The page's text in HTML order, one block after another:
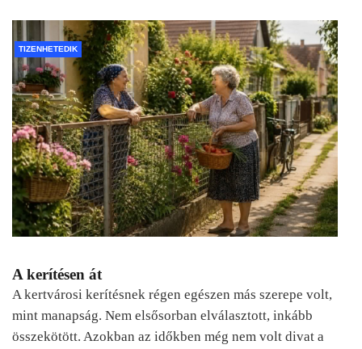
TIZENHETEDIK
A kerítésen át
A kertvárosi kerítésnek régen egészen más szerepe volt,
mint manapság. Nem elsősorban elválasztott, inkább
összekötött. Azokban az időkben még nem volt divat a